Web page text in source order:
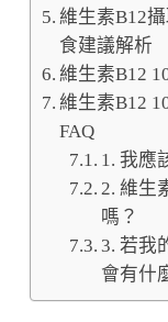
維生素B12
食建議解析
維生素B12
維生素B12
FAQ
1. 我應
2. 維生
嗎？
3. 若我
會有什